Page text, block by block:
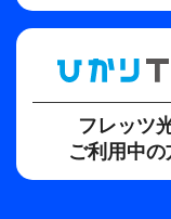
フレッツ
ご利用中の